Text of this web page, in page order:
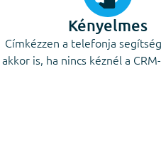
Kényelmes
Címkézzen a telefonja
akkor is, ha nincs kéznél a